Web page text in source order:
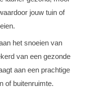
jouw tuin of
het snoeien van
van een gezonde
aan een prachtige
of buitenruimte.